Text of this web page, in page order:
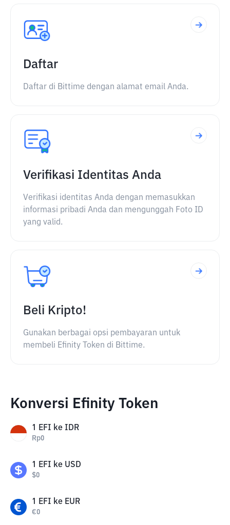
Daftar
Daftar di Bittime dengan alamat email Anda.
Verifikasi Identitas Anda
Verifikasi identitas Anda dengan memasukkan
informasi pribadi Anda dan mengunggah Foto ID
yang valid.
Beli Kripto!
Gunakan berbagai opsi pembayaran untuk
membeli Efinity Token di Bittime.
Konversi Efinity Token
1 EFI ke IDR
Rp0
1 EFI ke USD
$0
1 EFI ke EUR
€0